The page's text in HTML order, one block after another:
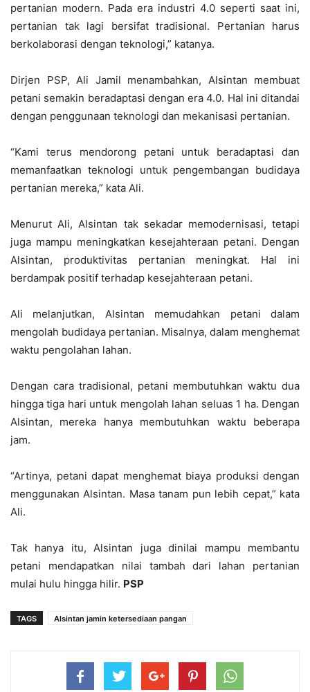
pertanian modern. Pada era industri 4.0 seperti saat ini,
pertanian tak lagi bersifat tradisional. Pertanian harus
berkolaborasi dengan teknologi,” katanya.
Dirjen PSP, Ali Jamil menambahkan, Alsintan membuat
petani semakin beradaptasi dengan era 4.0. Hal ini ditandai
dengan penggunaan teknologi dan mekanisasi pertanian.
“Kami terus mendorong petani untuk beradaptasi dan
memanfaatkan teknologi untuk pengembangan budidaya
pertanian mereka,” kata Ali.
Menurut Ali, Alsintan tak sekadar memodernisasi, tetapi
juga mampu meningkatkan kesejahteraan petani. Dengan
Alsintan, produktivitas pertanian meningkat. Hal ini
berdampak positif terhadap kesejahteraan petani.
Ali melanjutkan, Alsintan memudahkan petani dalam
mengolah budidaya pertanian. Misalnya, dalam menghemat
waktu pengolahan lahan.
Dengan cara tradisional, petani membutuhkan waktu dua
hingga tiga hari untuk mengolah lahan seluas 1 ha. Dengan
Alsintan, mereka hanya membutuhkan waktu beberapa
jam.
“Artinya, petani dapat menghemat biaya produksi dengan
menggunakan Alsintan. Masa tanam pun lebih cepat,” kata
Ali.
Tak hanya itu, Alsintan juga dinilai mampu membantu
petani mendapatkan nilai tambah dari lahan pertanian
mulai hulu hingga hilir. PSP
TAGS Alsintan jamin ketersediaan pangan